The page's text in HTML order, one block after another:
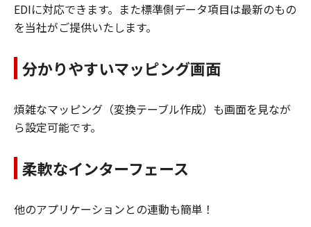
EDIに対応できます。また標準側データ項目は最新のもの
を当社がご提供いたします。
分かりやすいマッピング画面
煩雑なマッピング（変換テーブル作成）も画面を見なが
ら設定可能です。
柔軟なインターフェース
他のアプリケーションとの連動も簡単！